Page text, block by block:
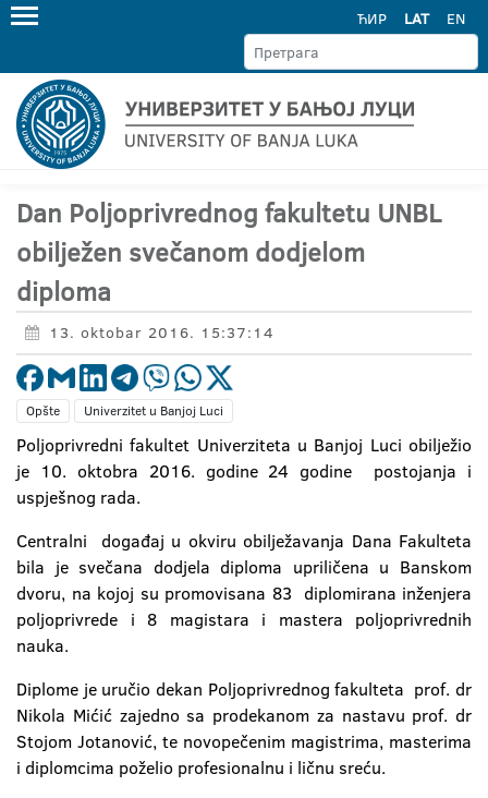
ЋИР LAT EN
Dan Poljoprivrednog fakultetu UNBL
obilježen svečanom dodjelom
diploma
13. oktobar 2016. 15:37:14
Opšte Univerzitet u Banjoj Luci
Poljoprivredni fakultet Univerziteta u Banjoj Luci obilježio
je 10. oktobra 2016. godine 24 godine postojanja i
uspješnog rada.
Centralni događaj u okviru obilježavanja Dana Fakulteta
bila je svečana dodjela diploma upriličena u Banskom
dvoru, na kojoj su promovisana 83 diplomirana inženjera
poljoprivrede i 8 magistara i mastera poljoprivrednih
nauka.
Diplome je uručio dekan Poljoprivrednog fakulteta prof. dr
Nikola Mićić zajedno sa prodekanom za nastavu prof. dr
Stojom Jotanović, te novopečenim magistrima, masterima
i diplomcima poželio profesionalnu i ličnu sreću.